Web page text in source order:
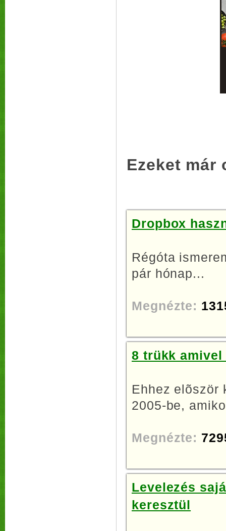
Ezeket már
Dropbox
Régóta
pár hónap...
Megnézte:
8 trükk amivel
Ehhez elõször
2005-be,
Megnézte:
Levelezés
keresztül